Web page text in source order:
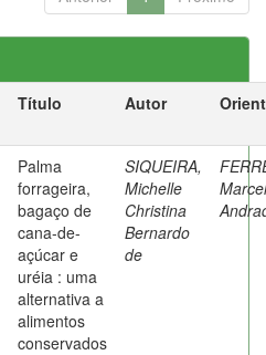
Título Autor
Palma
forrageira,
bagaço de
cana-de-
açúcar e
uréia : uma
alternativa a
alimentos
conservados
SIQUEIRA,
Michelle
Christina
Bernardo
de